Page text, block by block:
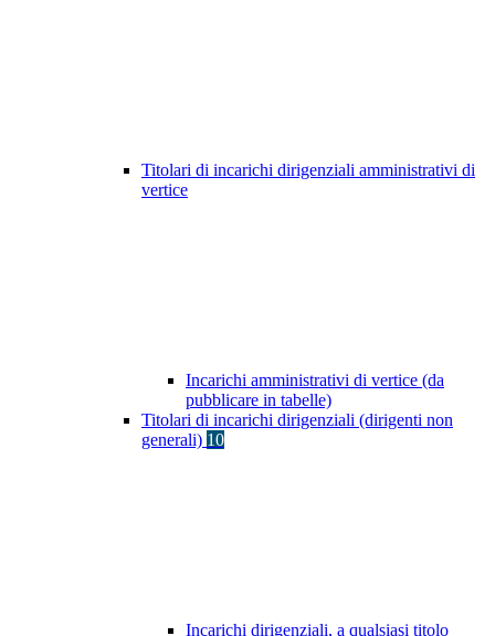
Titolari di incarichi dirigenziali amministrativi di
vertice
Incarichi amministrativi di vertice (da
pubblicare in tabelle)
Titolari di incarichi dirigenziali (dirigenti non
generali) 10
Incarichi dirigenziali, a qualsiasi titolo